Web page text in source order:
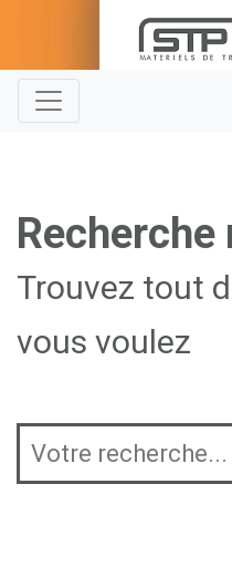
Recherche
Trouvez tout
vous voulez